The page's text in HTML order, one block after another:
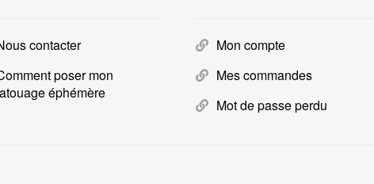
contacter
poser mon
éphémère
Mon compte
Mes commandes
Mot de passe perdu